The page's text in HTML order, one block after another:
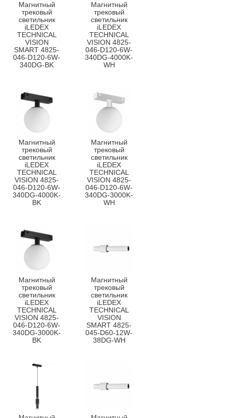
Магнитный
трековый
светильник
iLEDEX
TECHNICAL
VISION
SMART 4825-
046-D120-6W-
340DG-BK
Магнитный
трековый
светильник
iLEDEX
TECHNICAL
VISION 4825-
046-D120-6W-
340DG-4000K-
WH
Магнитный
трековый
светильник
iLEDEX
TECHNICAL
VISION 4825-
046-D120-6W-
340DG-4000K-
BK
Магнитный
трековый
светильник
iLEDEX
TECHNICAL
VISION 4825-
046-D120-6W-
340DG-3000K-
WH
Магнитный
трековый
светильник
iLEDEX
TECHNICAL
VISION 4825-
046-D120-6W-
340DG-3000K-
BK
Магнитный
трековый
светильник
iLEDEX
TECHNICAL
VISION
SMART 4825-
045-D60-12W-
38DG-WH